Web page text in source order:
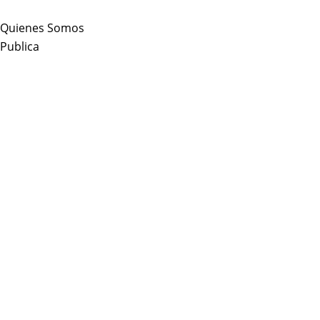
to
content
Quienes Somos
Publica